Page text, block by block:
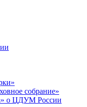
собрание»
о ЦДУМ России